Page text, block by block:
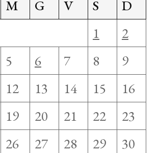
M G V S
D
1
2
5 6 7 8
9
12 13 14 15
16
19 20 21 22
23
26 27 28 29
30